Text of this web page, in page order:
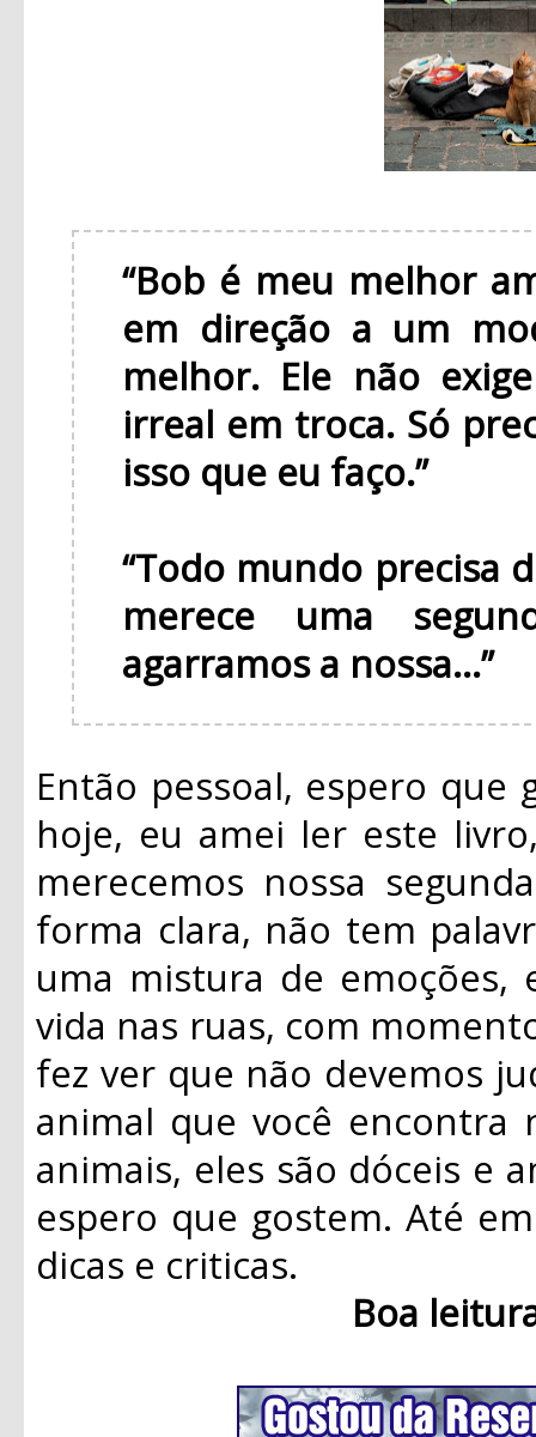
“Bob é meu melhor
em direção a um
melhor. Ele não
irreal em troca. Só
isso que eu faço.”
“Todo mundo precisa
merece uma
agarramos a nossa...”
Então pessoal, espero que
hoje, eu amei ler este
merecemos nossa
forma clara, não tem
uma mistura de
vida nas ruas, com
fez ver que não devemos
animal que você encontra
animais, eles são dóceis e
espero que gostem. Até
dicas e criticas.
Boa